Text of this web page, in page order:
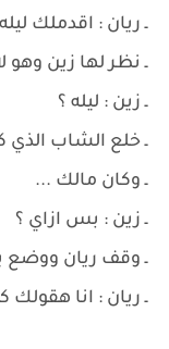
ـ ريان : اقدملك
ـ نظر لها زين
ـ زين : ليله ؟
ـ خلع الشاب الذي
ـ وكان مالك ...
ـ زين : بس ازاي ؟
ـ وقف ريان ووضع
ـ ريان : انا هقولك